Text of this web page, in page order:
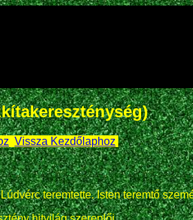
Vissza Kezdőlaphoz
teremtette. Isten teremtő